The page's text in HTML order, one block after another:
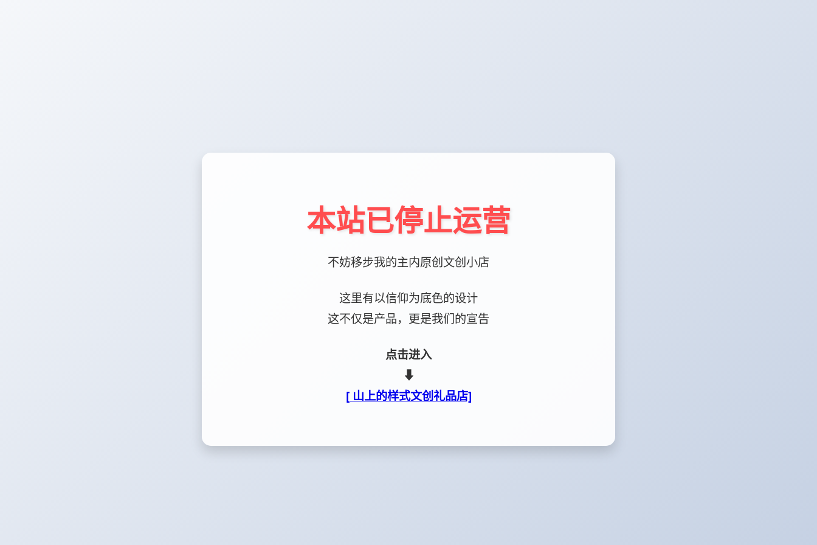
本站已停止运营
不妨移步我的主内原创文创小店
这里有以信仰为底色的设计
这不仅是产品，更是我们的宣告
点击进入
⬇
[ 山上的样式文创礼品店]